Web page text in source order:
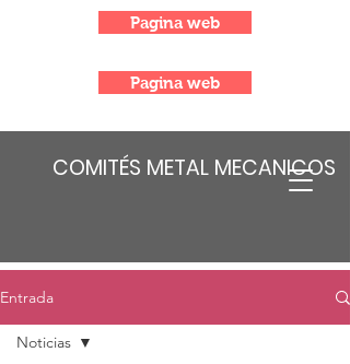
COMITÉS METAL MECANICOS
Pagina web
Pagina web
Entrada
Noticias